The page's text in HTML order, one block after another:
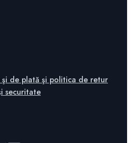
de plată şi politica de retur
securitate